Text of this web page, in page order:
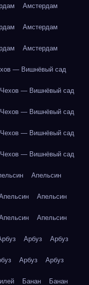
Амстердам
Амстердам
Амстердам
— Вишнёвый сад
— Вишнёвый сад
— Вишнёвый сад
— Вишнёвый сад
— Вишнёвый сад
Апельсин
Апельсин
Апельсин
Арбуз Арбуз
Арбуз Арбуз
Банан Банан